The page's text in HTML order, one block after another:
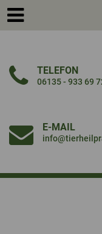
TELEFON
06135 - 933 69
E-MAIL